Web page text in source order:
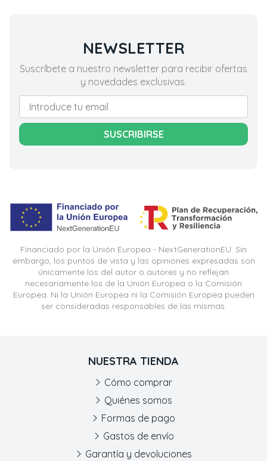
NEWSLETTER
Suscríbete a nuestro newsletter para recibir ofertas
y novedades exclusivas.
SUSCRIBIRSE
Financiado por la Unión Europea - NextGenerationEU. Sin
embargo, los puntos de vista y las opiniones expresadas son
únicamente los del autor o autores y no reflejan
necesariamente los de la Unión Europea o la Comisión
Europea. Ni la Unión Europea ni la Comisión Europea pueden
ser consideradas responsables de las mismas.
NUESTRA TIENDA
Cómo comprar
Quiénes somos
Formas de pago
Gastos de envío
Garantía y devoluciones